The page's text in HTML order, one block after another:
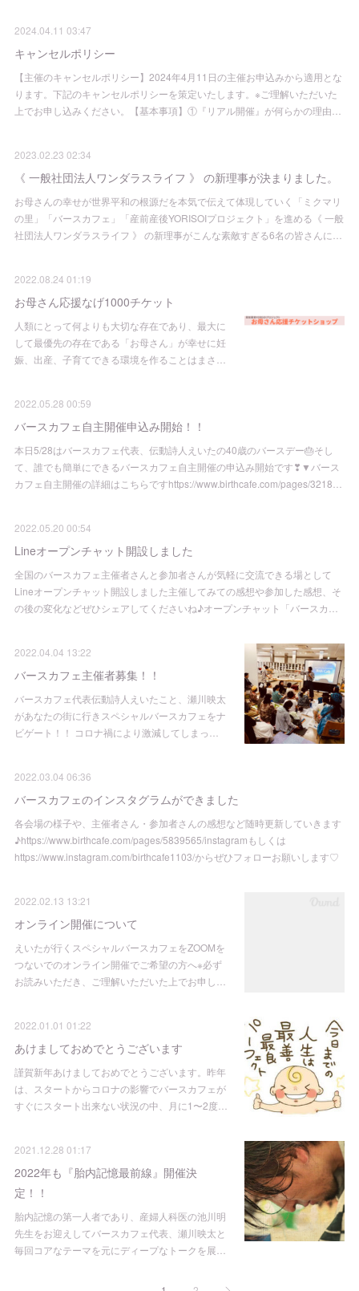
2024.04.11 03:47
キャンセルポリシー
【主催のキャンセルポリシー】2024年4月11日の主催お申込みから適用とな
ります。下記のキャンセルポリシーを策定いたします。※ご理解いただいた
上でお申し込みください。【基本事項】①『リアル開催』が何らかの理由…
2023.02.23 02:34
《 一般社団法人ワンダラスライフ 》 の新理事が決まりました。
お母さんの幸せが世界平和の根源だを本気で伝えて体現していく「ミクマリ
の里」「バースカフェ」「産前産後YORISOIプロジェクト」を進める《 一般
社団法人ワンダラスライフ 》 の新理事がこんな素敵すぎる6名の皆さんに…
2022.08.24 01:19
お母さん応援なげ1000チケット
人類にとって何よりも大切な存在であり、最大に
して最優先の存在である「お母さん」が幸せに妊
娠、出産、子育てできる環境を作ることはまさ…
2022.05.28 00:59
バースカフェ自主開催申込み開始！！
本日5/28はバースカフェ代表、伝動詩人えいたの40歳のバースデー🎂そし
て、誰でも簡単にできるバースカフェ自主開催の申込み開始です❣▼バース
カフェ自主開催の詳細はこちらですhttps://www.birthcafe.com/pages/3218…
2022.05.20 00:54
Lineオープンチャット開設しました
全国のバースカフェ主催者さんと参加者さんが気軽に交流できる場として
Lineオープンチャット開設しました主催してみての感想や参加した感想、そ
の後の変化などぜひシェアしてくださいね♪オープンチャット「バースカ…
2022.04.04 13:22
バースカフェ主催者募集！！
バースカフェ代表伝動詩人えいたこと、瀬川映太
があなたの街に行きスペシャルバースカフェをナ
ビゲート！！ コロナ禍により激減してしまっ…
2022.03.04 06:36
バースカフェのインスタグラムができました
各会場の様子や、主催者さん・参加者さんの感想など随時更新していきます
♪https://www.birthcafe.com/pages/5839565/instagramもしくは
https://www.instagram.com/birthcafe1103/からぜひフォローお願いします♡
2022.02.13 13:21
オンライン開催について
えいたが行くスペシャルバースカフェをZOOMを
つないでのオンライン開催でご希望の方へ※必ず
お読みいただき、ご理解いただいた上でお申し…
2022.01.01 01:22
あけましておめでとうございます
謹賀新年あけましておめでとうございます。昨年
は、スタートからコロナの影響でバースカフェが
すぐにスタート出来ない状況の中、月に1〜2度…
2021.12.28 01:17
2022年も『胎内記憶最前線』開催決
定！！
胎内記憶の第一人者であり、産婦人科医の池川明
先生をお迎えしてバースカフェ代表、瀬川映太と
毎回コアなテーマを元にディープなトークを展…